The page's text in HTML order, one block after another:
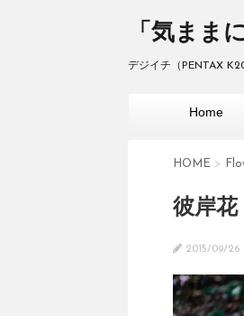
「気まま
デジイチ（PENTAX
Home
HOME >
彼岸
2015/09/26